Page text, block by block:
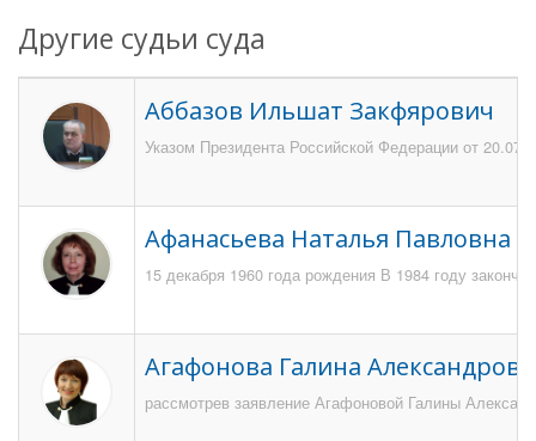
Другие судьи суда
Аббазов Ильшат Закфярович
Указом Президента Российской Федерации от
Афанасьева Наталья Павловна
15 декабря 1960 года рождения В 1984 году
Агафонова Галина
рассмотрев заявление Агафоновой Галины